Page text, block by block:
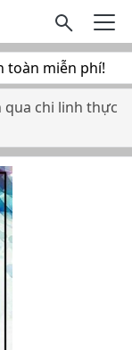
toàn miễn phí!
qua chi linh thực